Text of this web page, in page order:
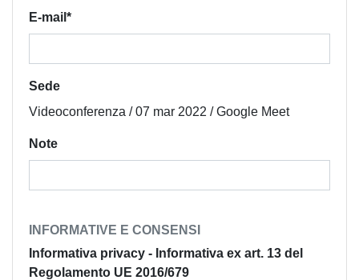
E-mail*
Sede
Videoconferenza / 07 mar 2022 / Google Meet
Note
INFORMATIVE E CONSENSI
Informativa privacy - Informativa ex art. 13 del
Regolamento UE 2016/679